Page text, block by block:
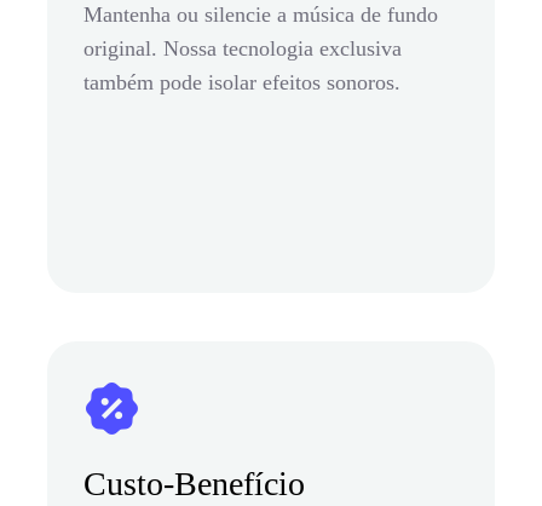
Mantenha ou silencie a música de fundo
original. Nossa tecnologia exclusiva
também pode isolar efeitos sonoros.
Custo-Benefício